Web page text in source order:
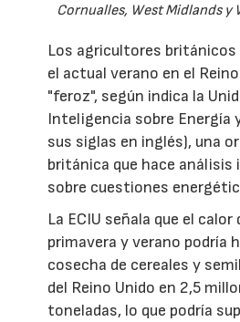
Cornualles, West Midlands y
Los agricultores británicos
el actual verano en el
"feroz", según indica la
Inteligencia sobre Energía
sus siglas en inglés), una
británica que hace análisis
sobre cuestiones
La ECIU señala que el calor
primavera y verano podría
cosecha de cereales y
del Reino Unido en 2,5
toneladas, lo que podría